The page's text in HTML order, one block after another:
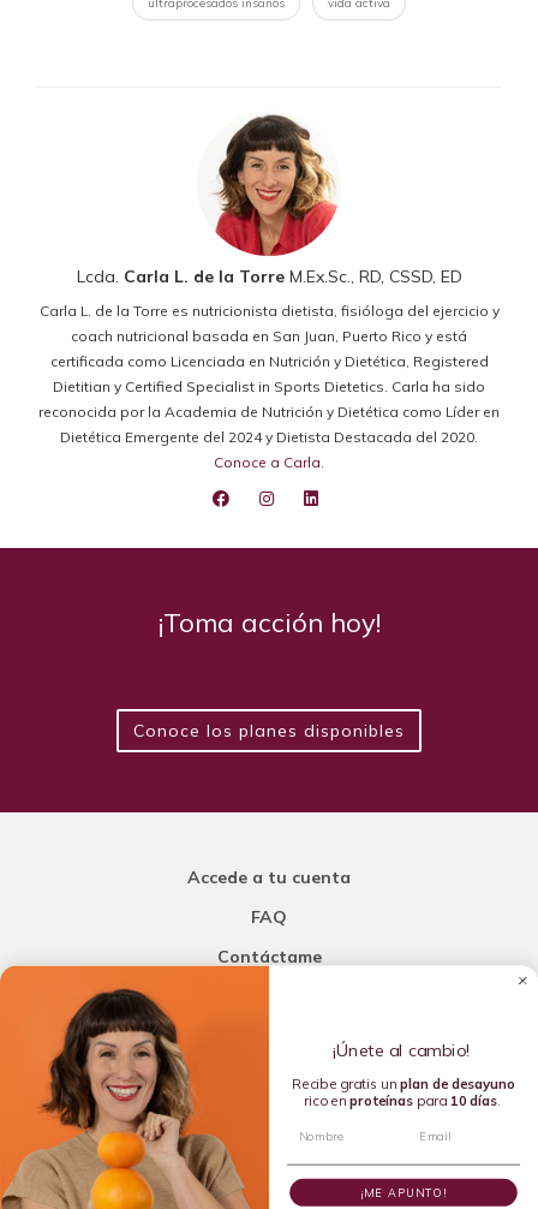
Lcda. Carla L. de la TorreM.Ex.Sc., RD, CSSD, ED
Carla L. de la Torre es nutricionista dietista, fisióloga del ejercicio y
coach nutricional basada en San Juan, Puerto Rico y está
certificada como Licenciada en Nutrición y Dietética, Registered
Dietitian y Certified Specialist in Sports Dietetics. Carla ha sido
reconocida por la Academia de Nutrición y Dietética como Líder en
Dietética Emergente del 2024 y Dietista Destacada del 2020.
Conoce a Carla
¡Toma acción hoy!
Conoce los planes disponibles
Accede a tu cuenta
FAQ
Contáctame
Añade una porción de inteligencia a tu nutrición
Copyright © 2016-2026 Carla L. de la Torre. All rights reserved.
¡Únete al cambio!
Recibe gratis unplan de desayuno
rico enproteínaspara 10 días.
¡ME APUNTO!